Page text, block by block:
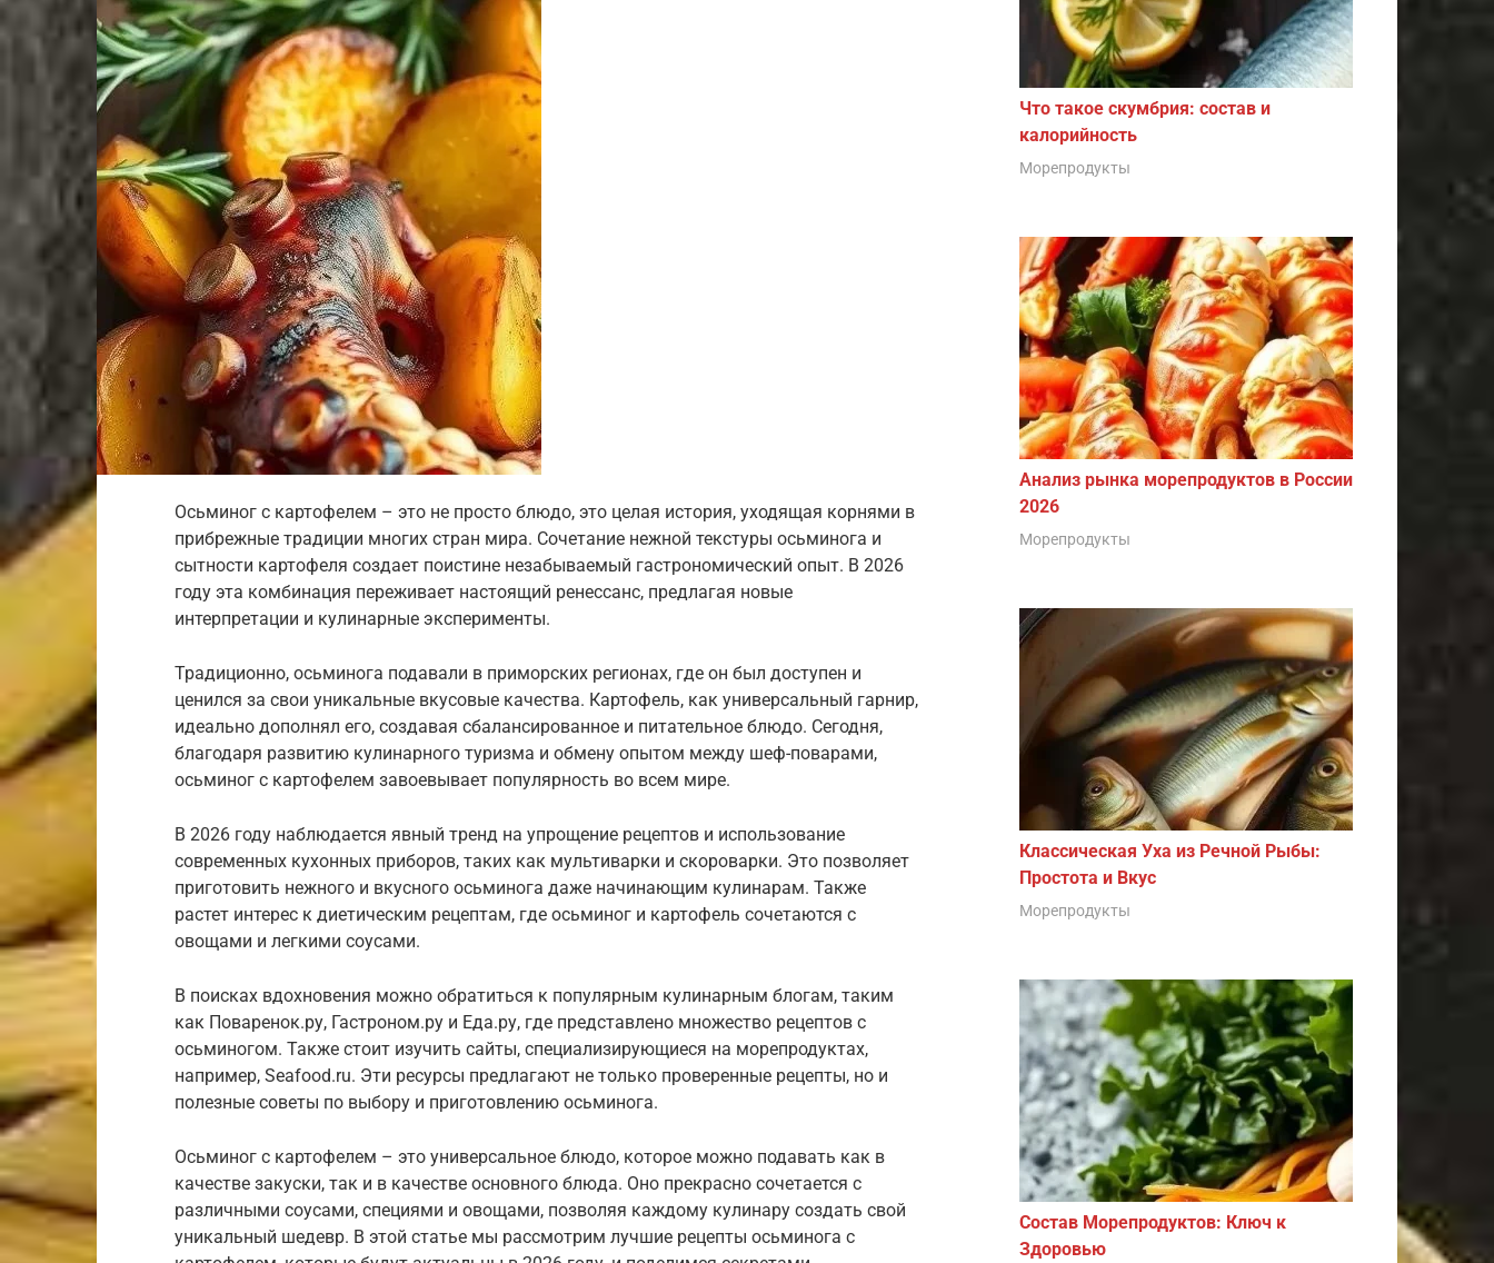
Осьминог с картофелем – это не просто блюдо, это целая история, уходящая корнями в
прибрежные традиции многих стран мира. Сочетание нежной текстуры осьминога и
сытности картофеля создает поистине незабываемый гастрономический опыт. В 2026
году эта комбинация переживает настоящий ренессанс, предлагая новые
интерпретации и кулинарные эксперименты.
Традиционно, осьминога подавали в приморских регионах, где он был доступен и
ценился за свои уникальные вкусовые качества. Картофель, как универсальный гарнир,
идеально дополнял его, создавая сбалансированное и питательное блюдо. Сегодня,
благодаря развитию кулинарного туризма и обмену опытом между шеф-поварами,
осьминог с картофелем завоевывает популярность во всем мире.
В 2026 году наблюдается явный тренд на упрощение рецептов и использование
современных кухонных приборов, таких как мультиварки и скороварки. Это позволяет
приготовить нежного и вкусного осьминога даже начинающим кулинарам. Также
растет интерес к диетическим рецептам, где осьминог и картофель сочетаются с
овощами и легкими соусами.
В поисках вдохновения можно обратиться к популярным кулинарным блогам, таким
как Поваренок.ру, Гастроном.ру и Еда.ру, где представлено множество рецептов с
осьминогом. Также стоит изучить сайты, специализирующиеся на морепродуктах,
например, Seafood.ru. Эти ресурсы предлагают не только проверенные рецепты, но и
полезные советы по выбору и приготовлению осьминога.
Осьминог с картофелем – это универсальное блюдо, которое можно подавать как в
качестве закуски, так и в качестве основного блюда. Оно прекрасно сочетается с
различными соусами, специями и овощами, позволяя каждому кулинару создать свой
уникальный шедевр. В этой статье мы рассмотрим лучшие рецепты осьминога с
Что такое скумбрия: состав и
калорийность
Морепродукты
Анализ рынка морепродуктов в России
2026
Морепродукты
Классическая Уха из Речной Рыбы:
Простота и Вкус
Морепродукты
Состав Морепродуктов: Ключ к
Здоровью